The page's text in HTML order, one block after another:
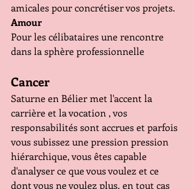
amicales pour concrétiser vos projets.
Amour
Pour les célibataires une rencontre
dans la sphère professionnelle
Cancer
Saturne en Bélier met l'accent la
carrière et la vocation , vos
responsabilités sont accrues et parfois
vous subissez une pression pression
hiérarchique, vous êtes capable
d'analyser ce que vous voulez et ce
dont vous ne voulez plus, en tout cas